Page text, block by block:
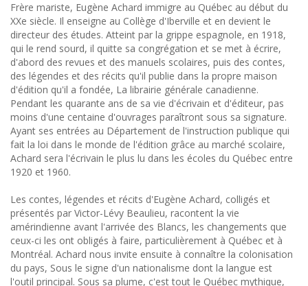
Frère mariste, Eugène Achard immigre au Québec au début du
XXe siècle. Il enseigne au Collège d'Iberville et en devient le
directeur des études. Atteint par la grippe espagnole, en 1918,
qui le rend sourd, il quitte sa congrégation et se met à écrire,
d'abord des revues et des manuels scolaires, puis des contes,
des légendes et des récits qu'il publie dans la propre maison
d'édition qu'il a fondée, La librairie générale canadienne.
Pendant les quarante ans de sa vie d'écrivain et d'éditeur, pas
moins d'une centaine d'ouvrages paraîtront sous sa signature.
Ayant ses entrées au Département de l'instruction publique qui
fait la loi dans le monde de l'édition grâce au marché scolaire,
Achard sera l'écrivain le plus lu dans les écoles du Québec entre
1920 et 1960.
Les contes, légendes et récits d'Eugène Achard, colligés et
présentés par Victor-Lévy Beaulieu, racontent la vie
amérindienne avant l'arrivée des Blancs, les changements que
ceux-ci les ont obligés à faire, particulièrement à Québec et à
Montréal. Achard nous invite ensuite à connaître la colonisation
du pays, Sous le signe d'un nationalisme dont la langue est
l'outil principal. Sous sa plume, c'est tout le Québec mythique,